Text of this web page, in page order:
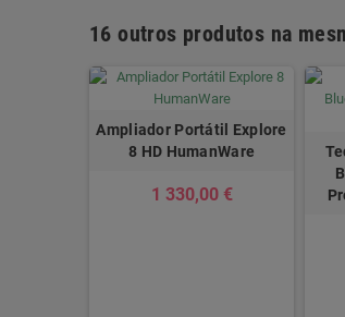
16 outros produtos na
Ampliador Portátil Explore
8 HD HumanWare
1 330,00 €